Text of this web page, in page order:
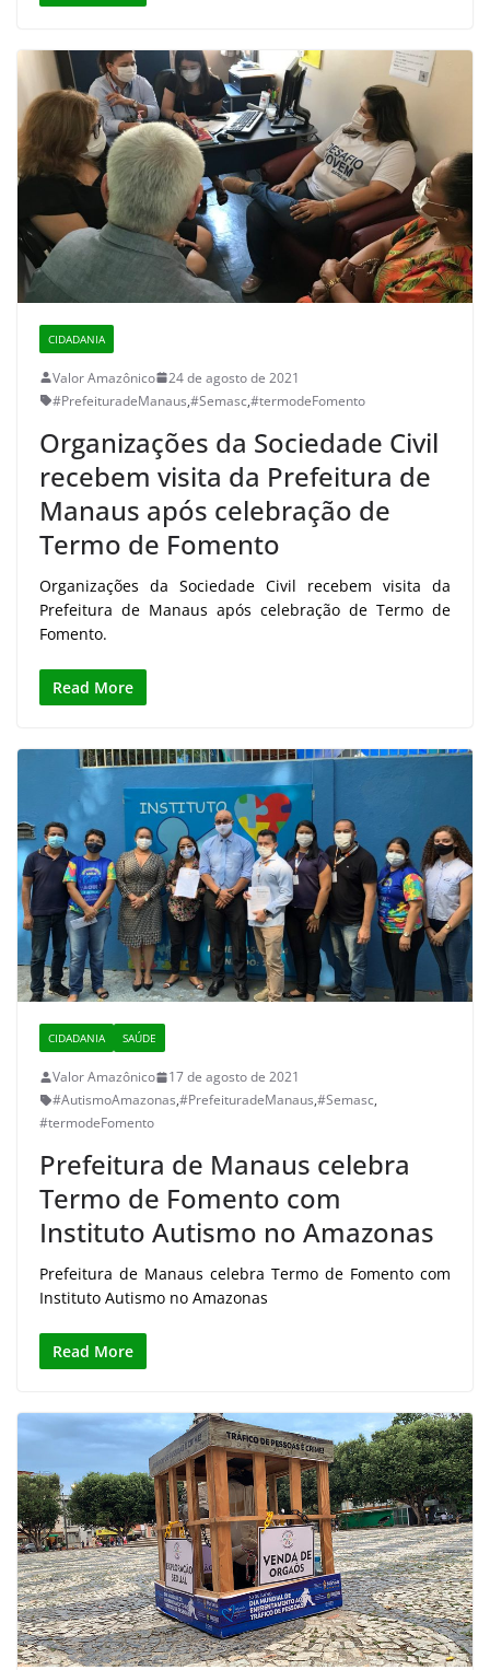
CIDADANIA
Valor Amazônico
24 de agosto de 2021
#PrefeituradeManaus,#Semasc,#termodeFomento
Organizações da Sociedade Civil
recebem visita da Prefeitura de
Manaus após celebração de
Termo de Fomento
Organizações da Sociedade Civil recebem visita da
Prefeitura de Manaus após celebração de Termo de
Fomento.
Read More
CIDADANIA SAÚDE
Valor Amazônico
17 de agosto de 2021
#AutismoAmazonas,#PrefeituradeManaus,#Semasc,
#termodeFomento
Prefeitura de Manaus celebra
Termo de Fomento com
Instituto Autismo no Amazonas
Prefeitura de Manaus celebra Termo de Fomento com
Instituto Autismo no Amazonas
Read More